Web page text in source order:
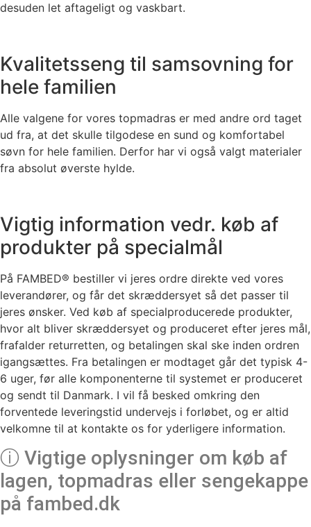
desuden let aftageligt og vaskbart.
Kvalitetsseng til samsovning for
hele familien
Alle valgene for vores topmadras er med andre ord taget
ud fra, at det skulle tilgodese en sund og komfortabel
søvn for hele familien. Derfor har vi også valgt materialer
fra absolut øverste hylde.
Vigtig information vedr. køb af
produkter på specialmål
På FAMBED® bestiller vi jeres ordre direkte ved vores
leverandører, og får det skræddersyet så det passer til
jeres ønsker. Ved køb af specialproducerede produkter,
hvor alt bliver skræddersyet og produceret efter jeres mål,
frafalder returretten, og betalingen skal ske inden ordren
igangsættes. Fra betalingen er modtaget går det typisk 4-
6 uger, før alle komponenterne til systemet er produceret
og sendt til Danmark. I vil få besked omkring den
forventede leveringstid undervejs i forløbet, og er altid
velkomne til at kontakte os for yderligere information.
ⓘ Vigtige oplysninger om køb af
lagen, topmadras eller sengekappe
på fambed.dk